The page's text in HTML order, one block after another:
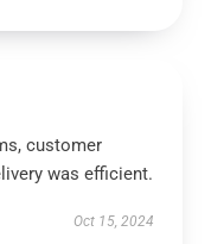
customer
was efficient.
Oct 15, 2024